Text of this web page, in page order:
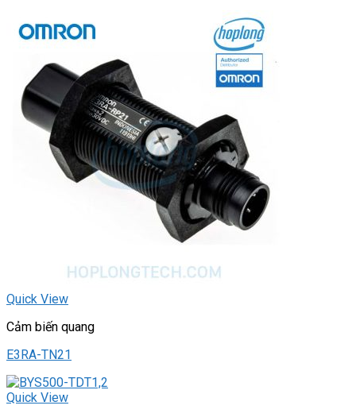
Quick View
Cảm biến quang
E3RA-TN21
Quick View